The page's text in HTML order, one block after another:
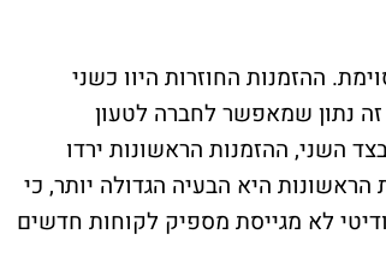
ההזמנות החוזרות היוו כשני
56% בתקופה המקבילה. זה נתון שמאפשר לחברה לטעון
השני, ההזמנות הראשונות ירדו
ירדו בכ-15%. הירידה בהזמנות הראשונות היא הבעיה הגדולה יותר, כי
לא מגייסת מספיק לקוחות חדשים